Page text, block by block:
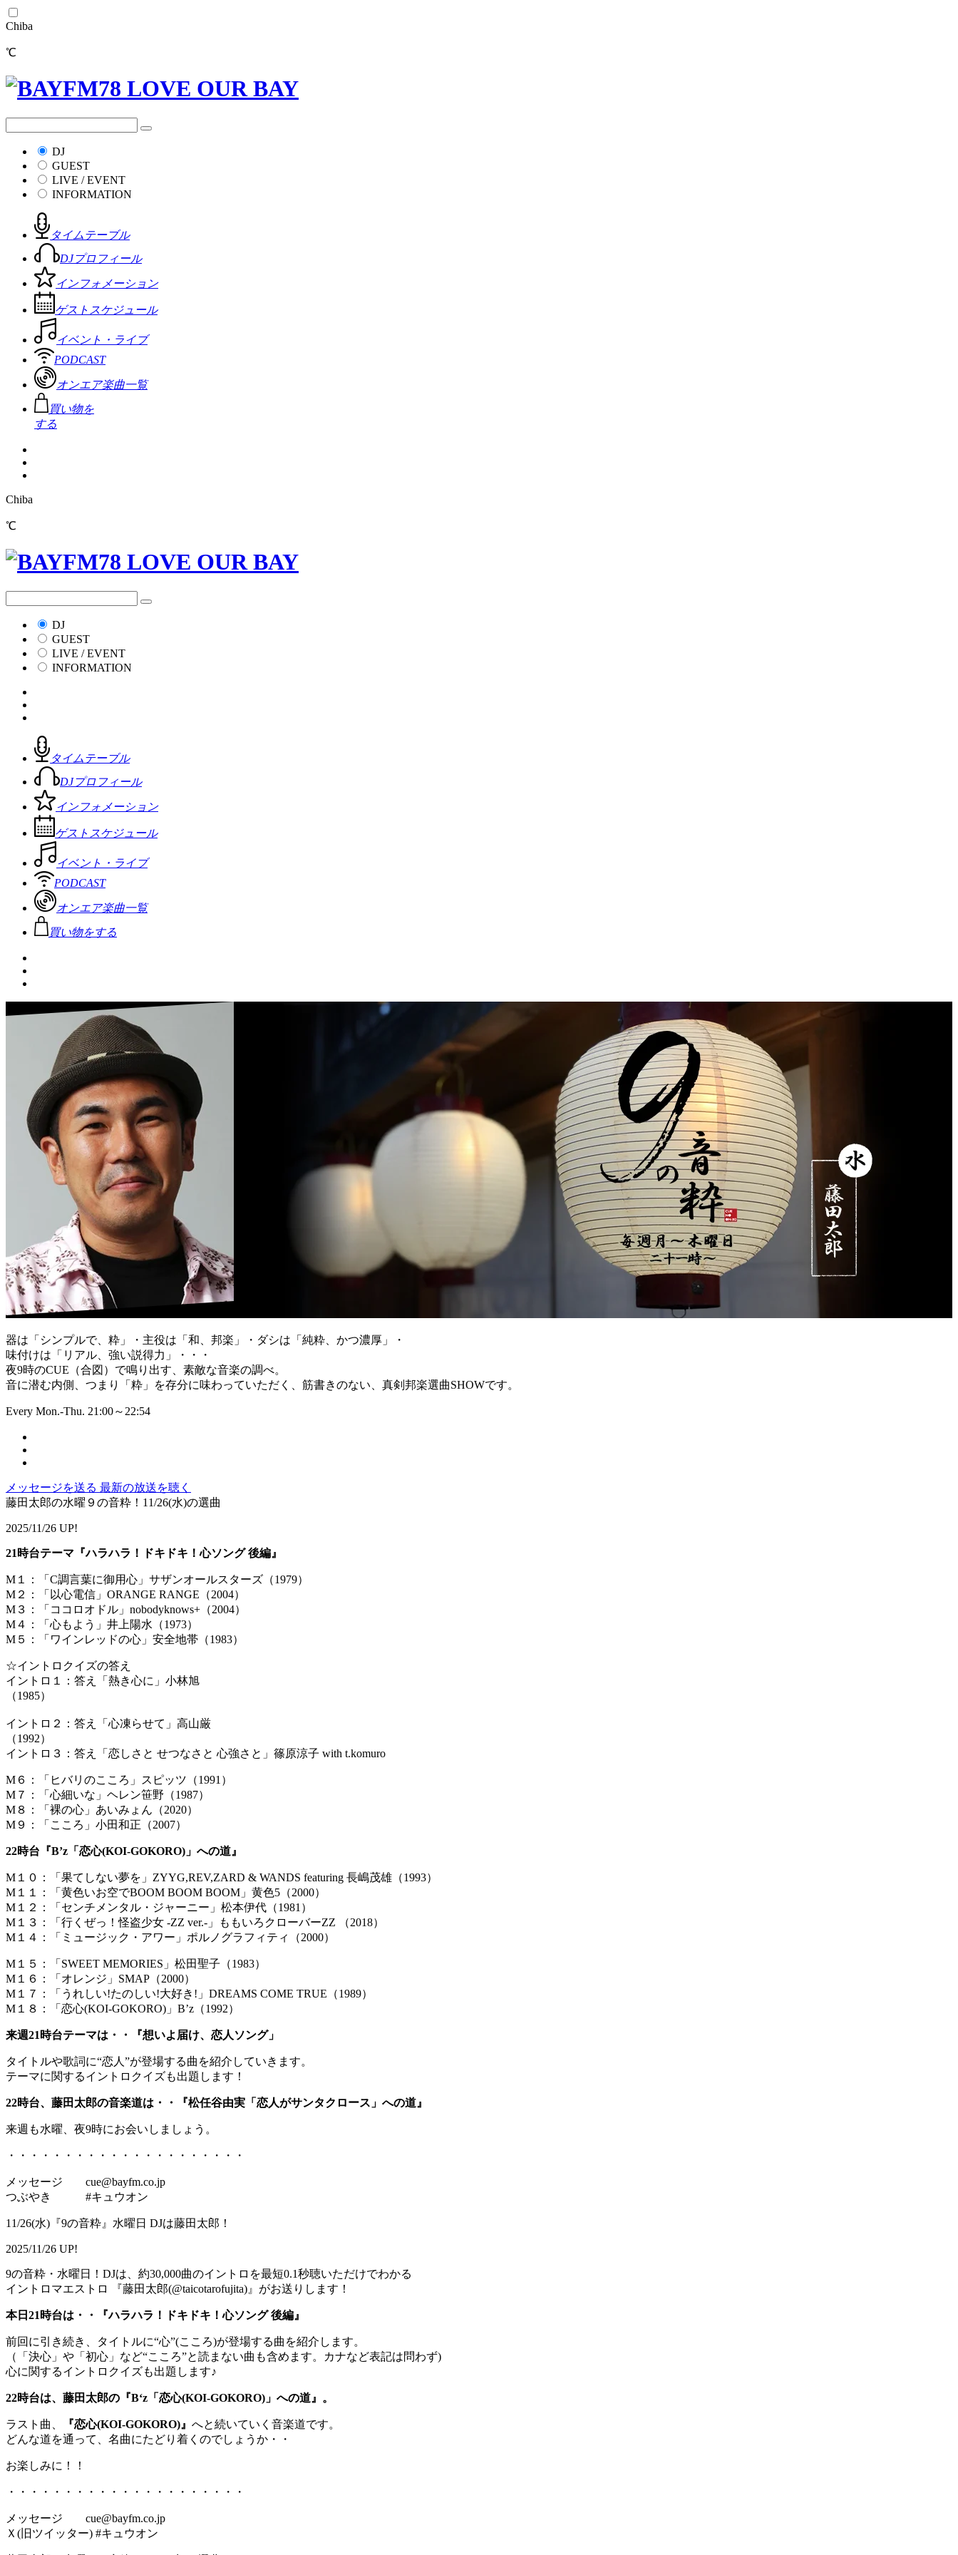
Chiba
℃
DJ
GUEST
LIVE / EVENT
INFORMATION
タイムテーブル
DJプロフィール
インフォメーション
ゲストスケジュール
イベント・ライブ
PODCAST
オンエア楽曲一覧
買い物を
する
Chiba
℃
DJ
GUEST
LIVE / EVENT
INFORMATION
タイムテーブル
DJプロフィール
インフォメーション
ゲストスケジュール
イベント・ライブ
PODCAST
オンエア楽曲一覧
買い物をする
器は「シンプルで、粋」・主役は「和、邦楽」・ダシは「純粋、かつ濃厚」・
味付けは「リアル、強い説得力」・・・
夜9時のCUE（合図）で鳴り出す、素敵な音楽の調べ。
音に潜む内側、つまり「粋」を存分に味わっていただく、筋書きのない、真剣邦楽選曲SHOWです。
Every Mon.-Thu. 21:00～22:54
メッセージを送る 最新の放送を聴く
藤田太郎の水曜９の音粋！11/26(水)の選曲
2025/11/26 UP!
21時台テーマ『ハラハラ！ドキドキ！心ソング 後編』
M１：「C調言葉に御用心」サザンオールスターズ（1979）
M２：「以心電信」ORANGE RANGE（2004）
M３：「ココロオドル」nobodyknows+（2004）
M４：「心もよう」井上陽水（1973）
M５：「ワインレッドの心」安全地帯（1983）
☆イントロクイズの答え
イントロ１：答え「熱き心に」小林旭
（
イントロ２：答え「心凍らせて」高山厳
（1992
イントロ３：答え「恋しさと せつなさと 心強さと」篠原涼子 with t.komuro
M６：「ヒバリのこころ」スピッツ（1991）
M７：「心細いな」ヘレン笹野（1987）
M８：「裸の心」あいみょん（2020）
M９：「こころ」小田和正（2007）
22時台『B’z「恋心(KOI-GOKORO)」への道』
M１０：「果てしない夢を」ZYYG,REV,ZARD & WANDS featuring 長嶋茂雄（1993）
M１１：「黄色いお空でBOOM BOOM BOOM」黄色5（2000）
M１２：「センチメンタル・ジャーニー」松本伊代（1981）
M１３：「行くぜっ！怪盗少女 -ZZ ver.-」ももいろクローバーZZ （2018）
M１４：「ミュージック・アワー」ポルノグラフィティ（2000）
M１５：「SWEET MEMORIES」松田聖子（1983）
M１６：「オレンジ」SMAP（2000）
M１７：「うれしい!たのしい!大好き!」DREAMS COME TRUE（1989）
M１８：「恋心(KOI-GOKORO)」B’z（1992）
来週21時台テーマは・・『想いよ届け、恋人ソング」
タイトルや歌詞に“恋人”が登場する曲を紹介していきます。
テーマに関するイントロクイズも出題します！
22時台、藤田太郎の音楽道は・・『松任谷由実「恋人がサンタクロース」への道』
来週も水曜、夜9時にお会いしましょう。
・・・・・・・・・・・・・・・・・・・・・
メッセージ cue@bayfm.co.jp
つぶやき #キュウオン
11/26(水)『9の音粋』水曜日 DJは藤田太郎！
2025/11/26 UP!
9の音粋・水曜日！DJは、約30,000曲のイントロを最短0.1秒聴いただけでわかる
イントロマエストロ 『藤田太郎(@taicotarofujita)』がお送りします！
本日21時台は・・『ハラハラ！ドキドキ！心ソング 後編』
前回に引き続き、タイトルに“心”(こころ)が登場する曲を紹介します。
（「決心」や「初心」など“こころ”と読まない曲も含めます。カナなど表記は問わず)
心に関するイントロクイズも出題します♪
22時台は、藤田太郎の『B‘z「恋心(KOI-GOKORO)」への道』。
ラスト曲、 『恋心(KOI-GOKORO)』 へと続いていく音楽道です。
どんな道を通って、名曲にたどり着くのでしょうか・・
お楽しみに！！
・・・・・・・・・・・・・・・・・・・・・
メッセージ cue@bayfm.co.jp
Ｘ(旧ツイッター) #キュウオン